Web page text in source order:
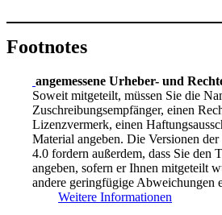
Footnotes
angemessene Urheber- und
Soweit mitgeteilt, müssen Sie die
Zuschreibungsempfänger, einen
Lizenzvermerk, einen
Material angeben. Die Versionen
4.0 fordern außerdem, dass Sie den
angeben, sofern er Ihnen mitgeteilt
andere geringfügige Abweichungen
Weitere Informationen